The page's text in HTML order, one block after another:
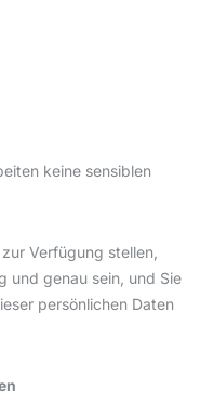
keine sensiblen
Verfügung stellen,
und genau sein, und Sie
persönlichen Daten